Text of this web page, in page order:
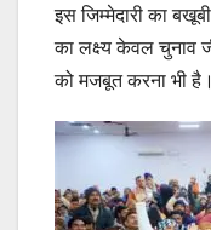
इस जिम्मेदारी का
का लक्ष्य केवल चुनाव
को मजबूत करना भी है।